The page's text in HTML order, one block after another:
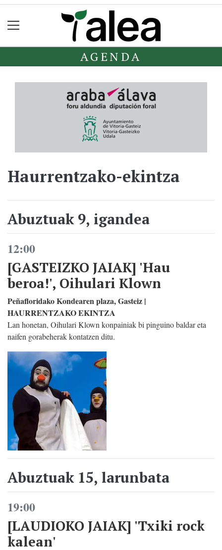
AGENDA
Haurrentzako-ekintza
Abuztuak 9, igandea
12:00
[GASTEIZKO JAIAK] 'Hau
beroa!', Oihulari Klown
Peñafloridako Kondearen plaza, Gasteiz |
HAURRENTZAKO EKINTZA
Lan honetan, Oihulari Klown konpainiak bi pinguino baldar eta
naifen gorabeherak kontatzen ditu.
Abuztuak 15, larunbata
19:00
[LAUDIOKO JAIAK] 'Txiki rock
kalean'